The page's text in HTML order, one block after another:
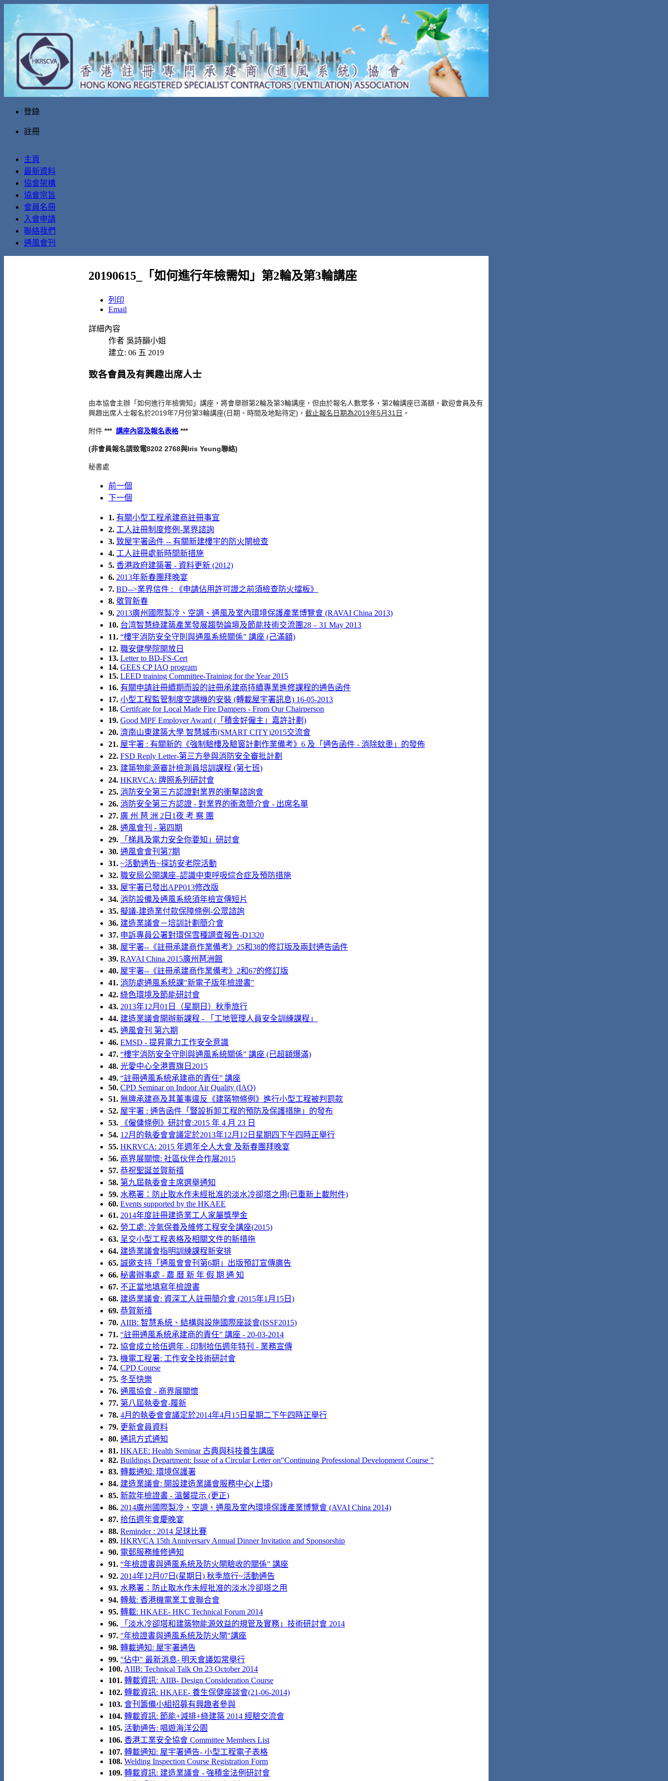
登錄
註冊
主頁
最新資料
協會架構
協會宗旨
會員名冊
入會申請
聯絡我們
通風會刊
20190615_「如何進行年檢需知」第2輪及第3輪講座
列印
Email
詳細內容
作者 吳詩韻小姐
建立: 06 五 2019
致各會員及有興趣出席人士
由本協會主辦「如何進行年檢需知 」 講座， 將會舉辦第2輪及第3輪講座，但由於報名人數眾多，第2輪講座已滿額， 歡迎會員及有
興趣出席人士報名於2019年7月份第3輪講座(日期、時間及地點待定)， 截止報名日期為2019年5月31日 。
附件 *** 講座內容及報名表格 ***
(非會員報名請致電8202 2768與Iris Yeung聯絡)
秘書處
前一個
下一個
1. 有關小型工程承建商註冊事宜
2. 工人註冊制度修例-業界諮詢
3. 致屋宇署函件 -- 有關新建樓宇的防火閘檢查
4. 工人註冊處新時間新措施
5. 香港政府建築署 - 資料更新 (2012)
6. 2013年新春團拜晚宴
7. BD-->業界信件 : 《申請佔用許可證之前須檢查防火擋板》
8. 敬賀新春
9. 2013廣州國際製冷、空調、通風及室內環境保護產業博覽會 (RAVAI China 2013)
10. 台湾智慧綠建築產業發展趨勢論壇及節能技術交流團28 – 31 May 2013
11. “樓宇消防安全守則與通風系統關係” 講座 (己滿額)
12. 職安健學院開放日
13. Letter to BD-FS-Cert
14. GEES CP IAQ program
15. LEED training Committee-Training for the Year 2015
16. 有關申請註冊續期而設的註冊承建商持續專業進修課程的通告函件
17. 小型工程監管制度空調機的安裝 (轉載屋宇署訊息) 16-05-2013
18. Certifcate for Local Made Fire Dampers - From Our Chairperson
19. Good MPF Employer Award (「積金好僱主」嘉許計劃)
20. 濟南山東建築大學 智慧城市(SMART CITY)2015交流會
21. 屋宇署 : 有關新的《強制驗樓及驗窗計劃作業備考》6 及「通告函件 - 消除蚊患」的發佈
22. FSD Reply Letter-第三方參與消防安全審批計劃
23. 建築物能源審計檢測員培訓課程 (第七班)
24. HKRVCA: 牌照系列研討會
25. 消防安全第三方認證對業界的衝擊諮詢會
26. 消防安全第三方認證 - 對業界的衝激簡介會 - 出席名單
27. 廣 州 琶 洲 2日1夜 考 察 團
28. 通風會刊 - 第四期
29.
「梯具及電力安全你要知」研討會
30. 通風會會刊第7期
31. ~活動通告~探訪安老院活動
32. 職安局公開講座–認識中東呼吸綜合症及預防措施
33. 屋宇署已發出APP013修改版
34. 消防設備及通風系統須年檢宣傳短片
35. 擬議-建造業付款保障條例-公眾諮詢
36. 建造業議會－培訓計劃簡介會
37. 申訴專員公署對環保雪種調查報告-D1320
38. 屋宇署--《註冊承建商作業備考》25和38的修訂版及兩封通告函件
39. RAVAI China 2015廣州琶洲館
40. 屋宇署--《註冊承建商作業備考》2和67的修訂版
41. 消防處通風系統課"新電子版年檢證書"
42. 綠色環境及節能研討會
43. 2013年12月01日（星期日）秋季旅行
44. 建造業議會開辦新課程 - 「工地管理人員安全訓練課程」
45. 通風會刊 第六期
46. EMSD - 提昇電力工作安全意識
47. “樓宇消防安全守則與通風系統關係” 講座 (已超額爆滿)
48. 光愛中心全港賣旗日2015
49. “註冊通風系統承建商的責任” 講座
50. CPD Seminar on Indoor Air Quality (IAQ)
51. 無牌承建商及其董事違反《建築物條例》進行小型工程被判罰款
52. 屋宇署 : 通告函件「豎設拆卸工程的預防及保護措施」的發布
53.
《僱傭條例》研討會:2015 年 4 月 23 日
54. 12月的執委會會議定於2013年12月12日星期四下午四時正舉行
55. HKRVCA: 2015 年週年仝人大會 及新春團拜晚宴
56. 商界展關懷: 社區伙伴合作展2015
57. 恭祝聖誕並賀新禧
58. 第九屆執委會主席選舉通知
59. 水務署：防止取水作未經批准的淡水冷卻塔之用(已重新上載附件)
60. Events supported by the HKAEE
61. 2014年度註冊建造業工人家屬獎學金
62. 勞工處: 冷氣保養及維修工程安全講座(2015)
63. 呈交小型工程表格及相關文件的新措拖
64. 建造業議會指明訓練課程新安排
65. 誠邀支持「通風會會刊第6期」出版預訂宣傳廣告
66. 秘書辦事處 - 農 曆 新 年 假 期 通 知
67. 不正當地填寫年檢證書
68. 建造業議會: 資深工人註冊簡介會 (2015年1月15日)
69. 恭賀新禧
70. AIIB: 智慧系統、結構與設施國際座談會(ISSF2015)
71. “註冊通風系統承建商的責任” 講座 - 20-03-2014
72. 協會成立拾伍週年 - 印制拾伍週年特刊 - 業務宣傳
73. 機電工程署: 工作安全技術研討會
74. CPD Course
75. 冬至快樂
76. 通風協會 - 商界展關懷
77. 第八屆執委會-履新
78. 4月的執委會會議定於2014年4月15日星期二下午四時正舉行
79. 更新會員資料
80. 通訊方式通知
81. HKAEE: Health Seminar 古典與科技養生講座
82. Buildings Department: Issue of a Circular Letter on"Continuing Professional Development Course "
83. 轉載通知: 環境保護署
84. 建造業議會: 開設建造業議會服務中心(上環)
85. 新款年檢證書 - 溫馨提示 (更正)
86. 2014廣州國際製冷、空調、通風及室內環境保護產業博覽會 (AVAI China 2014)
87. 拾伍週年會慶晚宴
88. Reminder : 2014 足球比賽
89. HKRVCA 15th Anniversary Annual Dinner Invitation and Sponsorship
90. 電郵服務維修通知
91. “年檢證書與通風系統及防火閘驗收的關係” 講座
92. 2014年12月07日(星期日) 秋季旅行~活動通告
93. 水務署：防止取水作未經批准的淡水冷卻塔之用
94. 轉蛓: 香港機電業工會聯合會
95. 轉載: HKAEE- HKC Technical Forum 2014
96.
「淡水冷卻塔和建築物能源效益的規管及實務」技術研討會 2014
97. "年檢證書與通風系統及防火閘"講座
98. 轉載通知: 屋宇署通告
99. "佔中" 最新消息- 明天會議如常舉行
100. AIIB: Technical Talk On 23 October 2014
101. 轉載資訊: AIIB- Design Consideration Course
102. 轉載資訊: HKAEE- 養生保健座談會(21-06-2014)
103. 會刊籌備小組招募有興趣者參與
104. 轉載資訊: 節能+減排+綠建築 2014 經驗交流會
105. 活動通告: 唱遊海洋公園
106. 香港工業安全協會 Committee Members List
107. 轉載通知: 屋宇署通告- 小型工程電子表格
108. Welding Inspection Course Registration Form
109. 轉載資訊: 建造業議會 - 強積金法例研討會